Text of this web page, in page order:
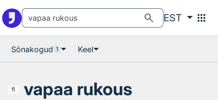
search EST apps
Sõnakogud 1 Keel
fi vapaa rukous